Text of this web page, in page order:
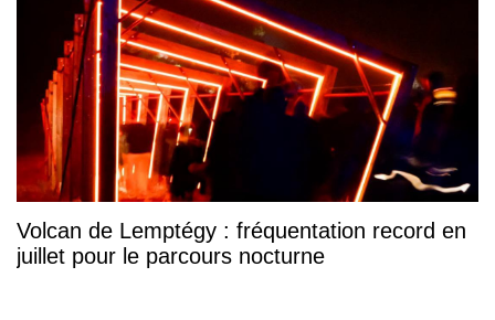
Volcan de Lemptégy : fréquentation record en
juillet pour le parcours nocturne